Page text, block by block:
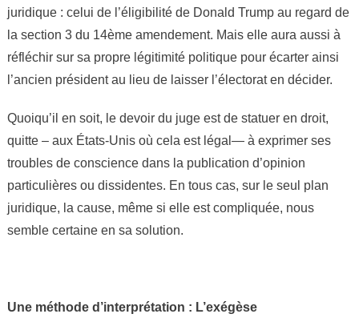
la
cour
suprême
sur
de
juridique : celui de l’éligibilité de Donald Trump au regard de
la section 3 du 14ème amendement. Mais elle aura aussi à
réfléchir sur sa propre légitimité politique pour écarter ainsi
l’ancien président au lieu de laisser l’électorat en décider.
Quoiqu’il en soit, le devoir du juge est de statuer en droit,
quitte – aux États-Unis où cela est légal— à exprimer ses
troubles de conscience dans la publication d’opinion
particulières ou dissidentes. En tous cas, sur le seul plan
juridique, la cause, même si elle est compliquée, nous
semble certaine en sa solution.
Une méthode d’interprétation : L’exégèse